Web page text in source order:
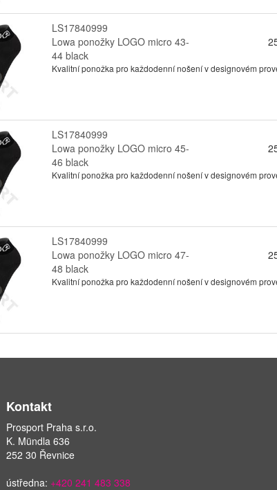
LS17840999
Lowa ponožky LOGO micro 43-
44 black
Kvalitní ponožka pro každodenní nošení v designovém
LS17840999
Lowa ponožky LOGO micro 45-
46 black
Kvalitní ponožka pro každodenní nošení v designovém
LS17840999
Lowa ponožky LOGO micro 47-
48 black
Kvalitní ponožka pro každodenní nošení v designovém
Kontakt
Prosport Praha s.r.o.
K. Mündla 636
252 30 Řevnice
ústředna: +420 241 483 338